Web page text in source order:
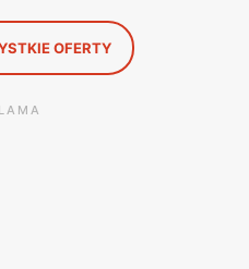
OFERTY